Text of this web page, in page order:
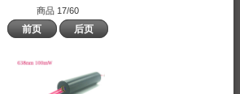
商品 17/60
前页 后页